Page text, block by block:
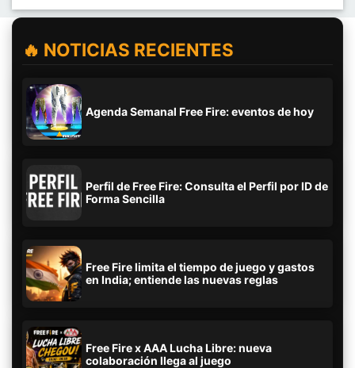
🔥 NOTICIAS RECIENTES
Agenda Semanal Free Fire: eventos de hoy
Perfil de Free Fire: Consulta el Perfil por ID de
Forma Sencilla
Free Fire limita el tiempo de juego y gastos
en India; entiende las nuevas reglas
Free Fire x AAA Lucha Libre: nueva
colaboración llega al juego